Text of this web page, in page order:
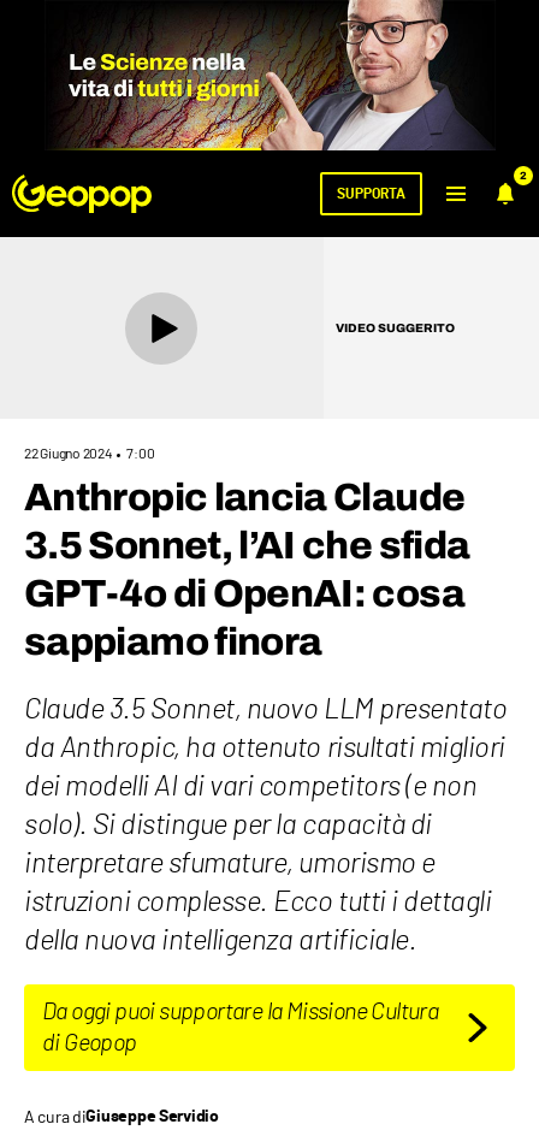
2
SUPPORTA
VIDEO SUGGERITO
22 Giugno 2024 7:00
Anthropic lancia Claude
3.5 Sonnet, l’AI che sfida
GPT-4o di OpenAI: cosa
sappiamo finora
Claude 3.5 Sonnet, nuovo LLM presentato
da Anthropic, ha ottenuto risultati migliori
dei modelli AI di vari competitors (e non
solo). Si distingue per la capacità di
interpretare sfumature, umorismo e
istruzioni complesse. Ecco tutti i dettagli
della nuova intelligenza artificiale.
Da oggi puoi supportare la Missione Cultura
di Geopop
A cura diGiuseppe Servidio